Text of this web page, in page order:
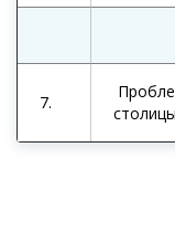
7.